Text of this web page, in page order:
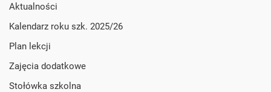
Aktualności
Kalendarz roku szk. 2025/26
Plan lekcji
Zajęcia dodatkowe
Stołówka szkolna